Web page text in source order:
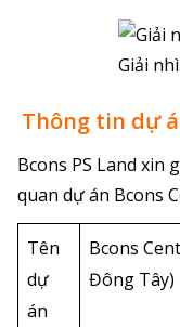
Giải
Thông tin dự
Bcons PS Land
quan dự án Bcons
Tên
dự
án
Bcons
Đông Tây)